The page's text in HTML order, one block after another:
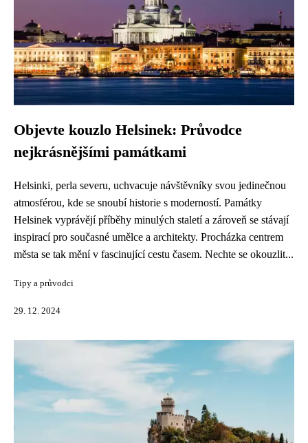
Objevte kouzlo Helsinek: Průvodce
nejkrásnějšími památkami
Helsinki, perla severu, uchvacuje návštěvníky svou jedinečnou
atmosférou, kde se snoubí historie s moderností. Památky
Helsinek vyprávějí příběhy minulých staletí a zároveň se stávají
inspirací pro současné umělce a architekty. Procházka centrem
města se tak mění v fascinující cestu časem. Nechte se okouzlit...
Tipy a průvodci
29. 12. 2024